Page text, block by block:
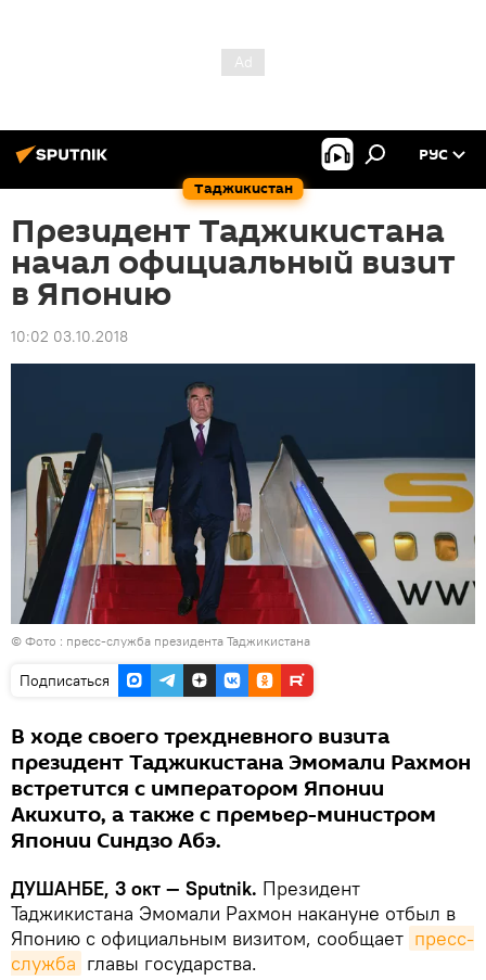
Таджикистан
РУС
Президент Таджикистана
начал официальный визит
в Японию
10:02 03.10.2018
© Фото : пресс-служба президента Таджикистана
Подписаться
В ходе своего трехдневного визита
президент Таджикистана Эмомали Рахмон
встретится с императором Японии
Акихито, а также с премьер-министром
Японии Синдзо Абэ.
ДУШАНБЕ, 3 окт — Sputnik. Президент
Таджикистана Эмомали Рахмон накануне отбыл в
Японию с официальным визитом, сообщает пресс-
служба главы государства.